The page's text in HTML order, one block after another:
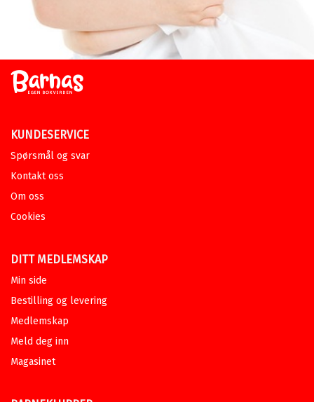
KUNDESERVICE
Spørsmål og svar
Kontakt oss
Om oss
Cookies
DITT MEDLEMSKAP
Min side
Bestilling og levering
Medlemskap
Meld deg inn
Magasinet